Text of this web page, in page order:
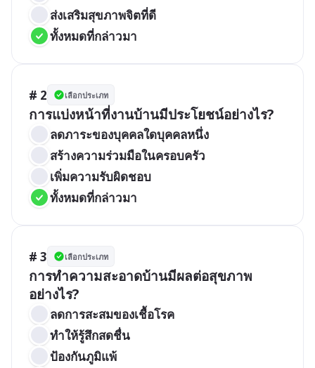
ส่งเสริมสุขภาพจิตที่ดี
ทั้งหมดที่กล่าวมา
# 2 เลือกประเภท
การแบ่งหน้าที่งานบ้านมีประโยชน์อย่างไร?
ลดภาระของบุคคลใดบุคคลหนึ่ง
สร้างความร่วมมือในครอบครัว
เพิ่มความรับผิดชอบ
ทั้งหมดที่กล่าวมา
# 3 เลือกประเภท
การทำความสะอาดบ้านมีผลต่อสุขภาพ
อย่างไร?
ลดการสะสมของเชื้อโรค
ทำให้รู้สึกสดชื่น
ป้องกันภูมิแพ้